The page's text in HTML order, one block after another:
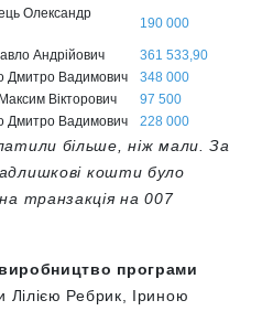
Олександр
190 000
Андрійович 361 533,90
Дмитро Вадимович
348 000
Вікторович
97 500
Дмитро Вадимович 228 000
більше, ніж мали. За
кошти було
транзакція на 007
виробництво програми
Лілією Ребрик, Іриною